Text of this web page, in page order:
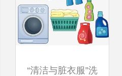
“清洁与脏衣服”洗